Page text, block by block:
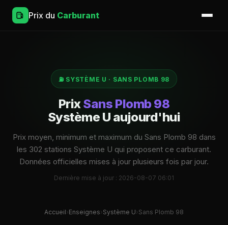
Prix du Carburant
⛽ SYSTÈME U · SANS PLOMB 98
PrixSans Plomb 98
Système U aujourd'hui
Prix moyen, minimum et maximum du Sans Plomb 98 dans
les 302 stations Système U qui proposent ce carburant.
Données officielles mises à jour plusieurs fois par jour.
Dernière mise à jour : 2026-08-07 06:01
Accueil› Enseignes› Système U› Sans Plomb 98